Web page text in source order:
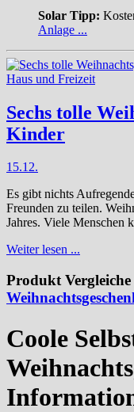
Solar Tipp:
Anlage ...
Haus und Freizeit
Sechs tolle
Kinder
15.12.
Es gibt nichts
Freunden zu teilen.
Jahres. Viele Menschen
Weiter lesen ...
Produkt Vergleiche
Coole